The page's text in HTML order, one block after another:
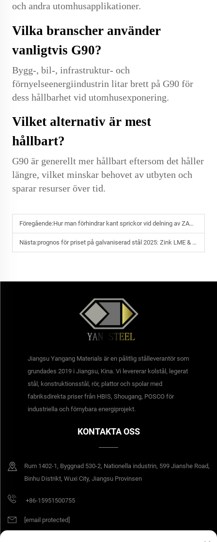
och andra utomhusapplikationer.
Vilka branscher använder
vanligtvis G90?
Bygg-, bil-, infrastruktur- och
förnyelseenergiindustrin litar brett på G90 för
dess hållbarhet vid utomhusexponering.
Vilket alternativ är mest
hållbart?
G90 är generellt mer hållbart eftersom det håller
längre, vilket minskar behovet av utbyten och
sparar resurser över tid.
Föregående:Hur man förhindrar kant sprickor vid delning av ZAM-belagt stål
Nästa:prognos för priset på galvaniserad stål 2025: Zink LME & effekter av kinesiska exportåterbetalningar
Jiangsu Yangang Materials är en pålitlig stålleverantör som
grundades 2019 i Jiangsu, Kina. Vi levererar kolstål, legerat
stål, konstruktionsstål, rör, plattor och spolar med
fabriksdirekta priser från HBIS, Shougang, POSCO för
industriella och förnybara energiprojekt.
KONTAKTA OSS
Rum 1402-1, Byggnad 530-2, Nationella industrin, 599 Jianshe Road,
Binhu Distrikt, Wuxi City, Jiangsu Provinsen
+86-15951500755
[email protected]